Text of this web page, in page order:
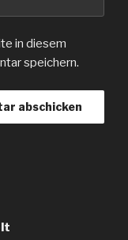
in diesem
speichern.